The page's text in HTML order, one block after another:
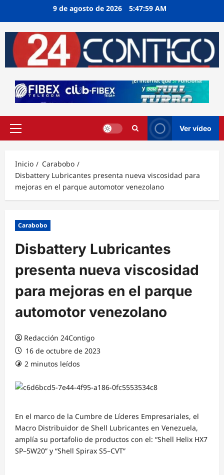
9 de agosto de 2026 5:48:00 AM
Menú
Ver vídeo
Inicio
Carabobo
Disbattery Lubricantes presenta nueva viscosidad para
mejoras en el parque automotor venezolano
Carabobo
Disbattery Lubricantes
presenta nueva viscosidad
para mejoras en el parque
automotor venezolano
Redacción 24Contigo
16 de octubre de 2023
2 minutos leídos
En el marco de la Cumbre de Líderes Empresariales, el
Macro Distribuidor de Shell Lubricantes en Venezuela,
amplía su portafolio de productos con el: “Shell Helix HX7
SP–5W20” y “Shell Spirax S5–CVT”